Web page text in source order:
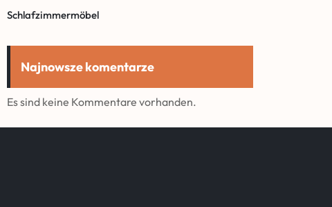
Schlafzimmermöbel
Najnowsze komentarze
Es sind keine Kommentare vorhanden.